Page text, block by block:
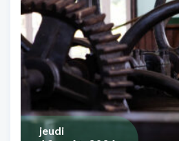
jeudi